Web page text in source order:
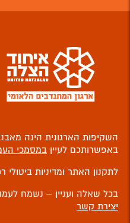
השקיפות הארגונית הינה
באפשרותכם לעיין במסמכי
לתקנון האתר ומדיניות ביטולי
בכל שאלה ועניין – נשמח
יצירת קשר